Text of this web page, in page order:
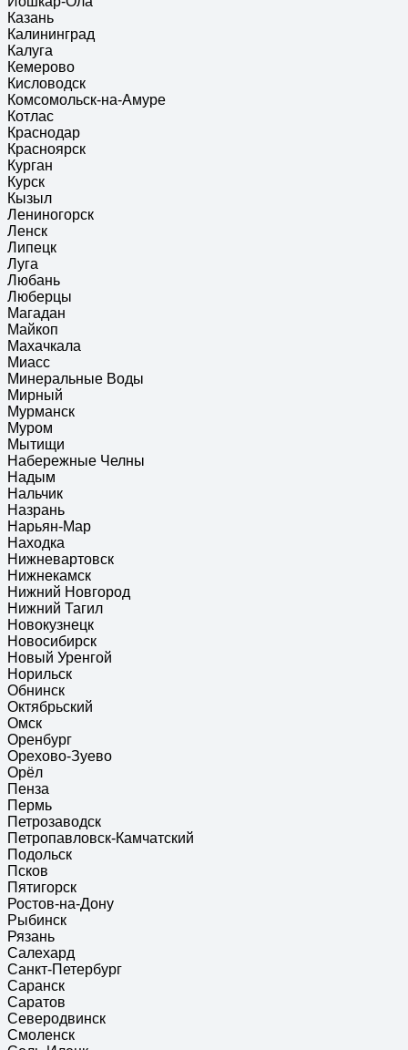
Казань
Калининград
Калуга
Кемерово
Кисловодск
Комсомольск-на-Амуре
Котлас
Краснодар
Красноярск
Курган
Курск
Кызыл
Лениногорск
Ленск
Липецк
Луга
Любань
Люберцы
Магадан
Майкоп
Махачкала
Миасс
Минеральные Воды
Мирный
Мурманск
Муром
Мытищи
Набережные Челны
Надым
Нальчик
Назрань
Нарьян-Мар
Находка
Нижневартовск
Нижнекамск
Нижний Новгород
Нижний Тагил
Новокузнецк
Новосибирск
Новый Уренгой
Норильск
Обнинск
Октябрьский
Омск
Оренбург
Орехово-Зуево
Орёл
Пенза
Пермь
Петрозаводск
Петропавловск-Камчатский
Подольск
Псков
Пятигорск
Ростов-на-Дону
Рыбинск
Рязань
Салехард
Санкт-Петербург
Саранск
Саратов
Северодвинск
Смоленск